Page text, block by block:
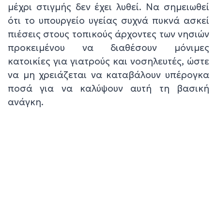
μέχρι στιγμής δεν έχει λυθεί. Να σημειωθεί
ότι το υπουργείο υγείας συχνά πυκνά ασκεί
πιέσεις στους τοπικούς άρχοντες των νησιών
προκειμένου να διαθέσουν μόνιμες
κατοικίες για γιατρούς και νοσηλευτές, ώστε
να μη χρειάζεται να καταβάλουν υπέρογκα
ποσά για να καλύψουν αυτή τη βασική
ανάγκη.